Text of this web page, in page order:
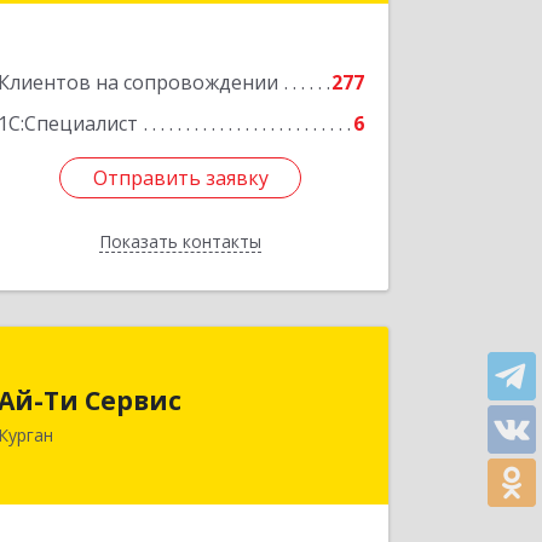
Клиентов на сопровождении
277
1С:Специалист
6
Отправить заявку
Показать контакты
Подробнее
Отправить заявку
Назад
Ти Сервис
Курган
640032, Курганская обл, г.о. Город
Курган, Курган г, Бажова ул, дом № 49,